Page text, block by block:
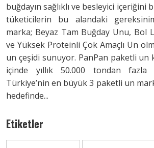
buğdayın sağlıklı ve besleyici
tüketicilerin bu alandaki
marka; Beyaz Tam Buğday Unu, Bol
ve Yüksek Proteinli Çok Amaçlı Un
un çeşidi sunuyor. PanPan paketli un
içinde yıllık 50.000 tondan fazla
Türkiye’nin en büyük 3 paketli un
hedefinde...
Etiketler